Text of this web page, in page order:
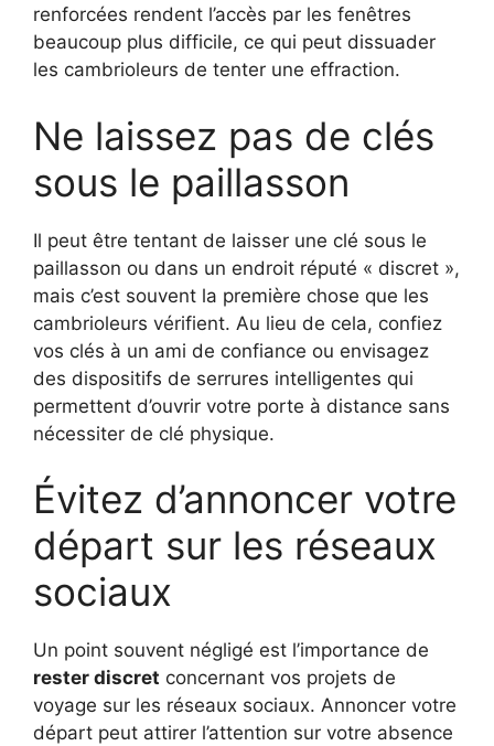
renforcées rendent l’accès par les fenêtres
beaucoup plus difficile, ce qui peut dissuader
les cambrioleurs de tenter une effraction.
Ne laissez pas de clés
sous le paillasson
Il peut être tentant de laisser une clé sous le
paillasson ou dans un endroit réputé « discret »,
mais c’est souvent la première chose que les
cambrioleurs vérifient. Au lieu de cela, confiez
vos clés à un ami de confiance ou envisagez
des dispositifs de serrures intelligentes qui
permettent d’ouvrir votre porte à distance sans
nécessiter de clé physique.
Évitez d’annoncer votre
départ sur les réseaux
sociaux
Un point souvent négligé est l’importance de
rester discret concernant vos projets de
voyage sur les réseaux sociaux. Annoncer votre
départ peut attirer l’attention sur votre absence